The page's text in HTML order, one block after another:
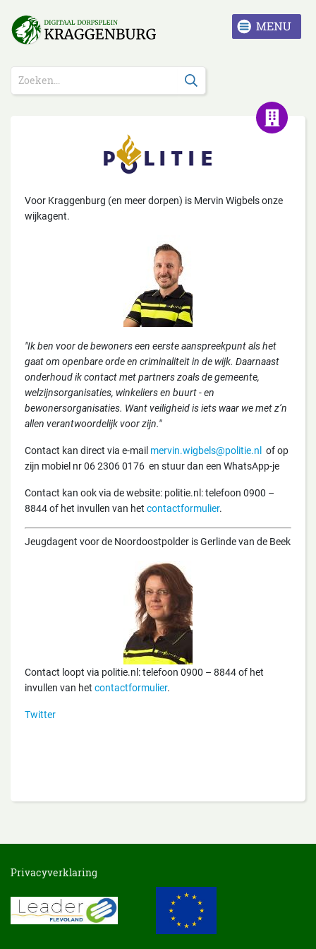
Voor Kraggenburg (en meer dorpen) is Mervin Wigbels onze
wijkagent.
"Ik ben voor de bewoners een eerste aanspreekpunt als het
gaat om openbare orde en criminaliteit in de wijk. Daarnaast
onderhoud ik contact met partners zoals de gemeente,
welzijnsorganisaties, winkeliers en buurt - en
bewonersorganisaties. Want veiligheid is iets waar we met z’n
allen verantwoordelijk voor zijn."
Contact kan direct via e-mail mervin.wigbels@politie.nl
of op
zijn mobiel nr 06 2306 0176 en stuur dan een WhatsApp-je
Contact kan ook via de website: politie.nl: telefoon 0900 –
8844 of het invullen van het contactformulier.
Jeugdagent voor de Noordoostpolder is Gerlinde van de Beek
Contact loopt via politie.nl: telefoon 0900 – 8844 of het
invullen van het contactformulier.
Twitter
Privacyverklaring